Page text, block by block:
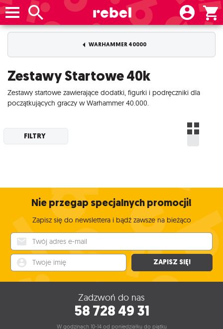
WARHAMMER 40000
Zestawy Startowe 40k
Zestawy startowe zawierające dodatki, figurki i podręczniki dla
początkujących graczy w Warhammer 40.000.
FILTRY
Nie przegap specjalnych promocji!
Zapisz się do newslettera i bądź zawsze na bieżąco
ZAPISZ SIĘ!
Zadzwoń do nas
58 728 49 31
W godzinach 10-14 od poniedziałku do piątku